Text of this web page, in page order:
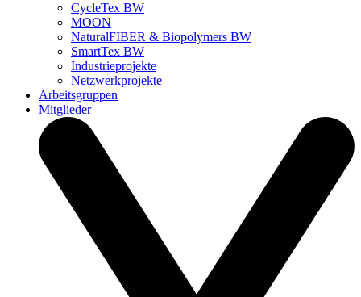
CycleTex BW
MOON
NaturalFIBER & Biopolymers BW
SmartTex BW
Industrieprojekte
Netzwerkprojekte
Arbeitsgruppen
Mitglieder